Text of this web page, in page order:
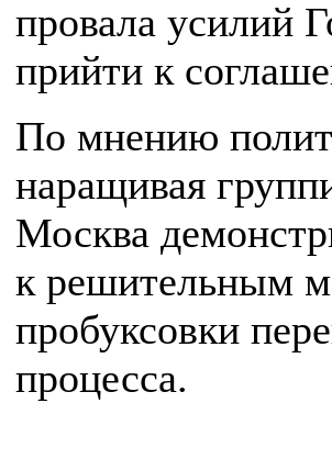
провала усилий
прийти к
По мнению
наращивая
Москва
к решительным
пробуксовки
процесса.